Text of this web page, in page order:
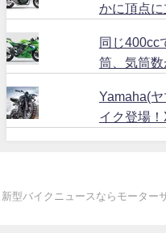
かに頂点
同じ400cc
筒、気筒
Yamaha(
イク登場！
新型バイクニュースならモーター